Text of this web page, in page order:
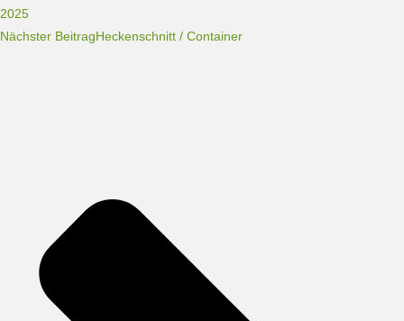
2025
Nächster Beitrag Heckenschnitt / Container